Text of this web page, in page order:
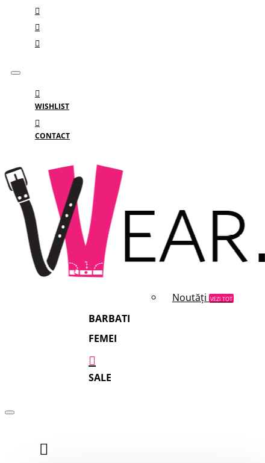
WISHLIST
CONTACT
Meniu
MENIU
Categorii
Branduri
Noutăți VEZI TOT
BARBATI
FEMEI
SALE